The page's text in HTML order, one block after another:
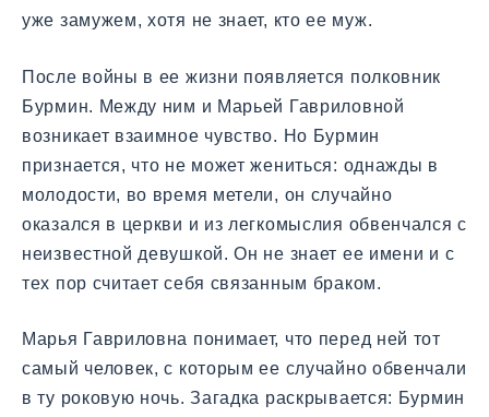
уже замужем, хотя не знает, кто ее муж.
После войны в ее жизни появляется полковник
Бурмин. Между ним и Марьей Гавриловной
возникает взаимное чувство. Но Бурмин
признается, что не может жениться: однажды в
молодости, во время метели, он случайно
оказался в церкви и из легкомыслия обвенчался с
неизвестной девушкой. Он не знает ее имени и с
тех пор считает себя связанным браком.
Марья Гавриловна понимает, что перед ней тот
самый человек, с которым ее случайно обвенчали
в ту роковую ночь. Загадка раскрывается: Бурмин